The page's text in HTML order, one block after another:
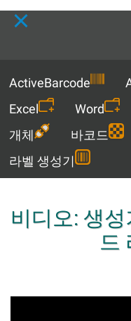
ActiveBarcode
Excel
Word
개체
바코드
라벨 생성기
비디오: 생
드